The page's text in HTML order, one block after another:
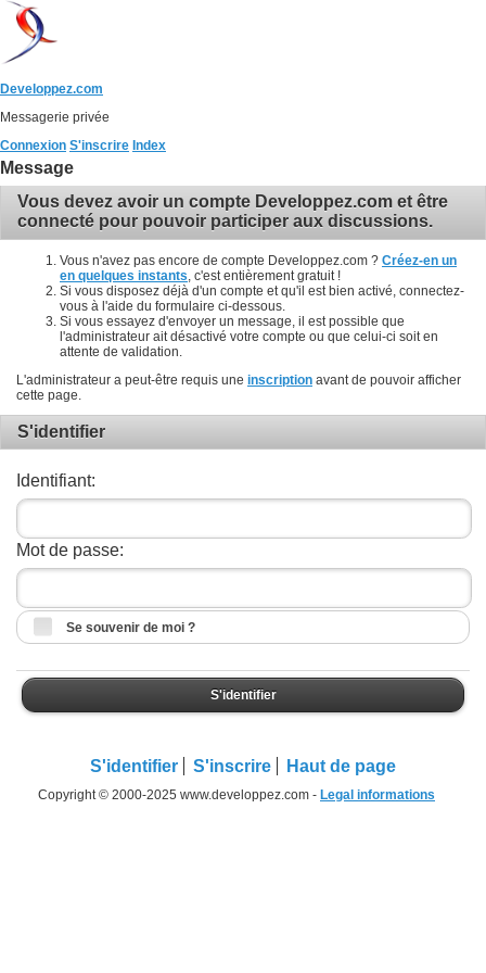
Developpez.com
Messagerie privée
Connexion S'inscrire Index
Message
Vous devez avoir un compte Developpez.com et être
connecté pour pouvoir participer aux discussions.
Vous n'avez pas encore de compte Developpez.com ? Créez-en un
en quelques instants , c'est entièrement gratuit !
Si vous disposez déjà d'un compte et qu'il est bien activé, connectez-
vous à l'aide du formulaire ci-dessous.
Si vous essayez d'envoyer un message, il est possible que
l'administrateur ait désactivé votre compte ou que celui-ci soit en
attente de validation.
L'administrateur a peut-être requis une inscription avant de pouvoir afficher
cette page.
S'identifier
Identifiant:
Mot de passe:
Se souvenir de moi ?
S'identifier
S'identifier S'inscrire Haut de page
Copyright © 2000-2025 www.developpez.com - Legal informations